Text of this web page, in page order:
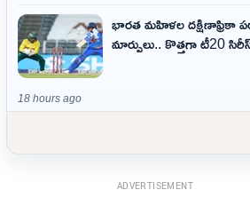
భారత మహిళల దక్షిణాఫ్రికా
మార్పులు.. కొత్తగా టీ20
18 hours ago
ADVERTISEMENT